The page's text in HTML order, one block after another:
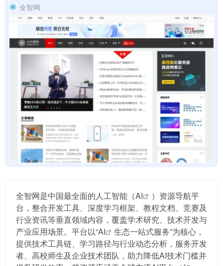
全智网
全智网是中国最全面的人工智能（AI
）资源导航平
台，整合开发工具、深度学习框架、教程文档、竞赛及
行业资讯等垂直领域内容，覆盖学术研究、技术开发与
产业应用场景。平台以“AI
生态一站式服务”为核心，
提供技术工具链、学习路径与行业动态分析，服务开发
者、高校师生及企业技术团队，助力降低AI技术门槛并